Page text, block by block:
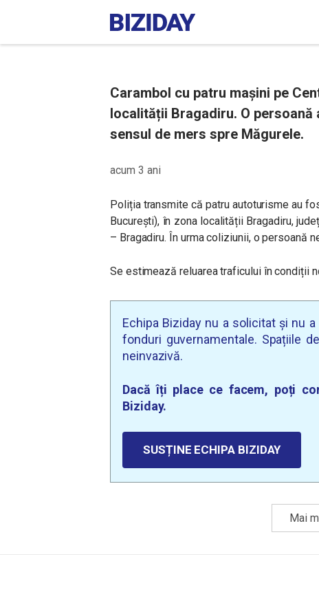
Carambol cu patru mașini pe
localității Bragadiru. O
sensul de mers spre Măgurele.
acum 3 ani
Poliția transmite că patru autoturisme au
București), în zona localității Bragadiru,
– Bragadiru. În urma coliziunii, o persoană
Se estimează reluarea traficului în condiții
Echipa Biziday nu a solicitat și nu
fonduri guvernamentale. Spațiile
neinvazivă.
Dacă îți place ce facem, poți
Biziday.
SUSȚINE ECHIPA BIZIDAY
Mai